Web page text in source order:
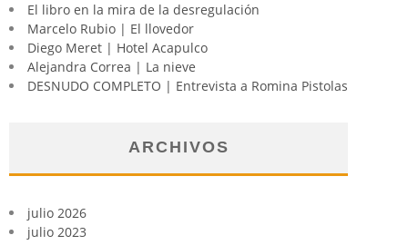
El libro en la mira de la desregulación
Marcelo Rubio | El llovedor
Diego Meret | Hotel Acapulco
Alejandra Correa | La nieve
DESNUDO COMPLETO | Entrevista a Romina Pistolas
ARCHIVOS
julio 2026
julio 2023